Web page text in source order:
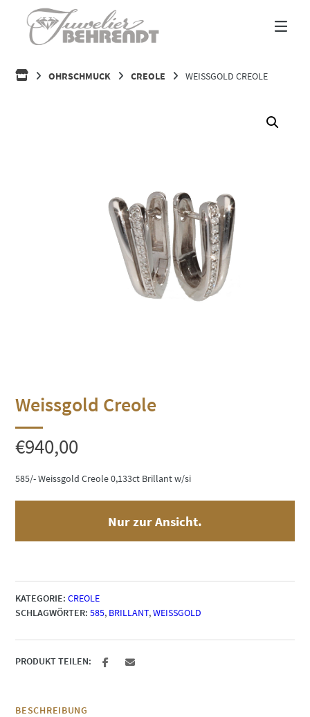
HOMEOHRSCHMUCK CREOLE WEISSGOLD CREOLE
Weissgold Creole
€940,00
585/- Weissgold Creole 0,133ct Brillant w/si
Nur zur Ansicht.
KATEGORIE: CREOLE
SCHLAGWÖRTER: 585, BRILLANT,WEISSGOLD
PRODUKT TEILEN:
BESCHREIBUNG